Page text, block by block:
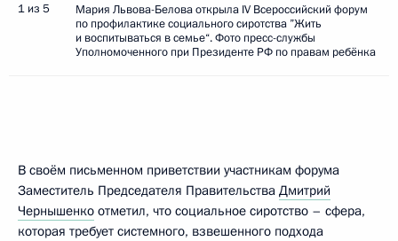
1 из 5
Мария Львова-Белова открыла IV Всероссийский форум
по профилактике социального сиротства ”Жить
и воспитываться в семье“. Фото пресс-службы
Уполномоченного при Президенте РФ по правам ребёнка
В своём письменном приветствии участникам форума
Заместитель Председателя Правительства Дмитрий
Чернышенко отметил, что социальное сиротство – сфера,
которая требует системного, взвешенного подхода